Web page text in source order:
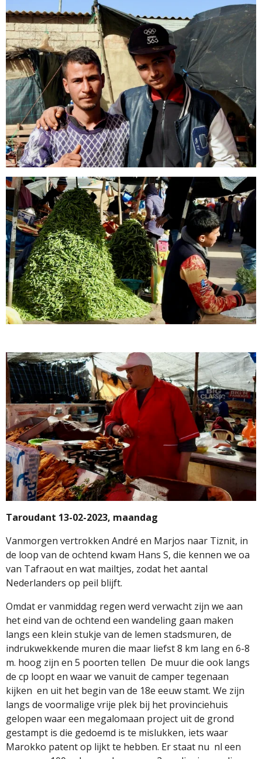
Taroudant 13-02-2023, maandag
Vanmorgen vertrokken André en Marjos naar Tiznit, in
de loop van de ochtend kwam Hans S, die kennen we oa
van Tafraout en wat mailtjes, zodat het aantal
Nederlanders op peil blijft.
Omdat er vanmiddag regen werd verwacht zijn we aan
het eind van de ochtend een wandeling gaan maken
langs een klein stukje van de lemen stadsmuren, de
indrukwekkende muren die maar liefst 8 km lang en 6-8
m. hoog zijn en 5 poorten tellen De muur die ook langs
de cp loopt en waar we vanuit de camper tegenaan
kijken en uit het begin van de 18e eeuw stamt. We zijn
langs de voormalige vrije plek bij het provinciehuis
gelopen waar een megalomaan project uit de grond
gestampt is die gedoemd is te mislukken, iets waar
Marokko patent op lijkt te hebben. Er staat nu nl een